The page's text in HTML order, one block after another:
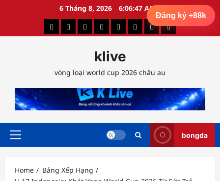
6 Tháng 8, 2026 6:06:48 AM
Dự
Số
Kết
Đá
Lịch Nhận
Trận
Đấu
Soi
Hôm
Nay
Tin
Đá
Bảng Highlight
klive
vòng loại world cup 2026 châu au
Primary
bongda
Home
Bảng Xếp Hạng
Đăng ký +88k